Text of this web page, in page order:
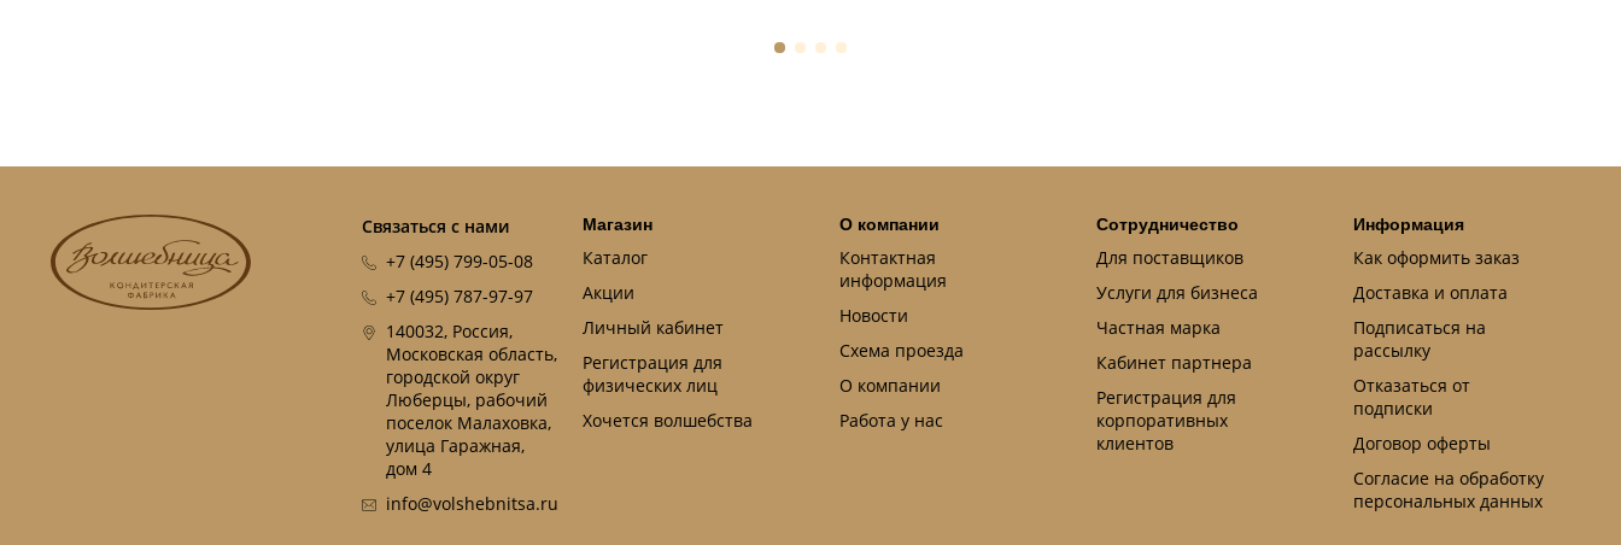
Связаться с нами
+7 (495) 799-05-08
+7 (495) 787-97-97
140032, Россия,
Московская область,
городской округ
Люберцы, рабочий
поселок Малаховка,
улица Гаражная,
дом 4
info@volshebnitsa.ru
Магазин
Каталог
Акции
Личный кабинет
Регистрация для
физических лиц
Хочется волшебства
О компании
Контактная
информация
Новости
Схема проезда
О компании
Работа у нас
Сотрудничество
Для поставщиков
Услуги для бизнеса
Частная марка
Кабинет партнера
Регистрация для
корпоративных
клиентов
Информация
Как оформить заказ
Доставка и оплата
Подписаться на
рассылку
Отказаться от
подписки
Договор оферты
Согласие на обработку
персональных данных